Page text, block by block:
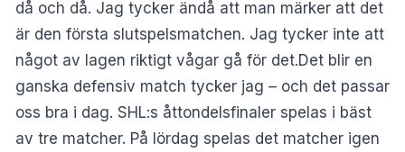
då och då. Jag tycker ändå att man märker att det
är den första slutspelsmatchen. Jag tycker inte att
något av lagen riktigt vågar gå för det.Det blir en
ganska defensiv match tycker jag – och det passar
oss bra i dag. SHL:s åttondelsfinaler spelas i bäst
av tre matcher. På lördag spelas det matcher igen